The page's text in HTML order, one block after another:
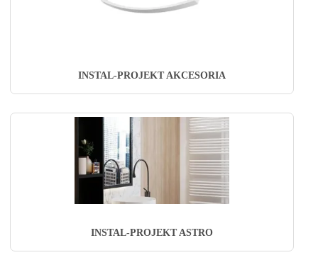
INSTAL-PROJEKT AKCESORIA
INSTAL-PROJEKT ASTRO